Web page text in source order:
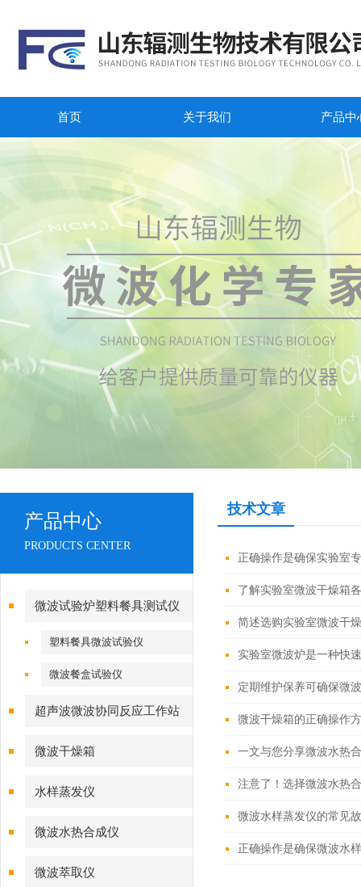
首页 关于我们 产品中
产品中心
PRODUCTS CENTER
微波试验炉塑料餐具测试仪
塑料餐具微波试验仪
微波餐盒试验仪
超声波微波协同反应工作站
微波干燥箱
水样蒸发仪
微波水热合成仪
微波萃取仪
技术文章
正确操作是确保实验室
了解实验室微波干燥箱
简述选购实验室微波干
实验室微波炉是一种快
定期维护保养可确保微
微波干燥箱的正确操作
一文与您分享微波水热
注意了！选择微波水热
微波水样蒸发仪的常见
正确操作是确保微波水